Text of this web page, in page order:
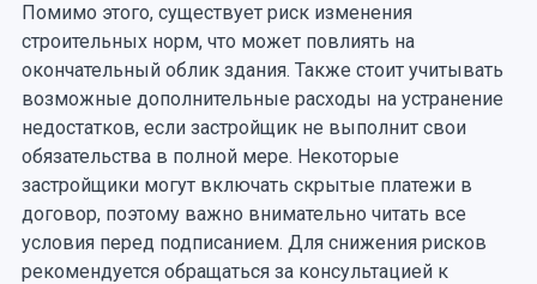
Помимо этого, существует риск изменения
строительных норм, что может повлиять на
окончательный облик здания. Также стоит учитывать
возможные дополнительные расходы на устранение
недостатков, если застройщик не выполнит свои
обязательства в полной мере. Некоторые
застройщики могут включать скрытые платежи в
договор, поэтому важно внимательно читать все
условия перед подписанием. Для снижения рисков
рекомендуется обращаться за консультацией к